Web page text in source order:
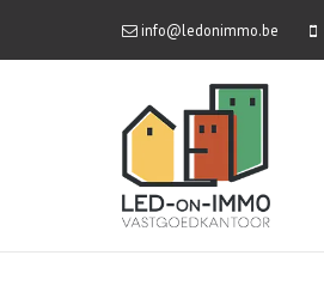
info@ledonimmo.be